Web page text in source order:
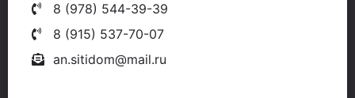
8 (978) 544-39-39
8 (915) 537-70-07
an.sitidom@mail.ru